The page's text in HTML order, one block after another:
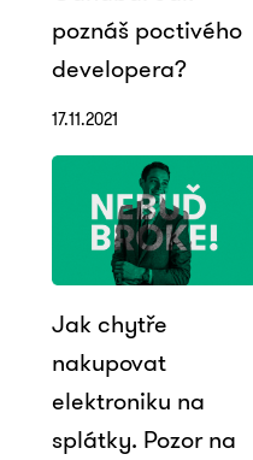
poznáš poctivého
developera?
17.11.2021
Jak chytře
nakupovat
elektroniku na
splátky. Pozor na